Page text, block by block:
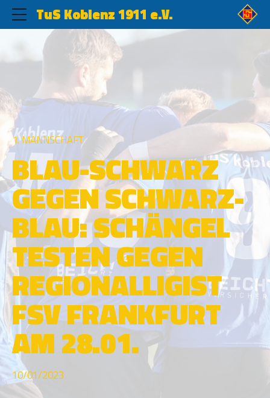
TuS Koblenz 1911 e.V.
1. MANNSCHAFT
BLAU-SCHWARZ
GEGEN SCHWARZ-
BLAU: SCHÄNGEL
TESTEN GEGEN
REGIONALLIGIST
FSV FRANKFURT
AM 28.01.
10/01/2023